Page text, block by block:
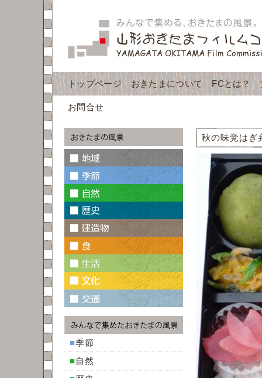
トップページ おきたまについて FCとは？
お問合せ
■季節
■自然
秋の味覚はぎ